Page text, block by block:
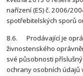
nařízení (ES) č. 2006/
spotřebitelských sporů
8.6. Prodávající je
živnostenského
své působnosti
ochrany osobních údajů